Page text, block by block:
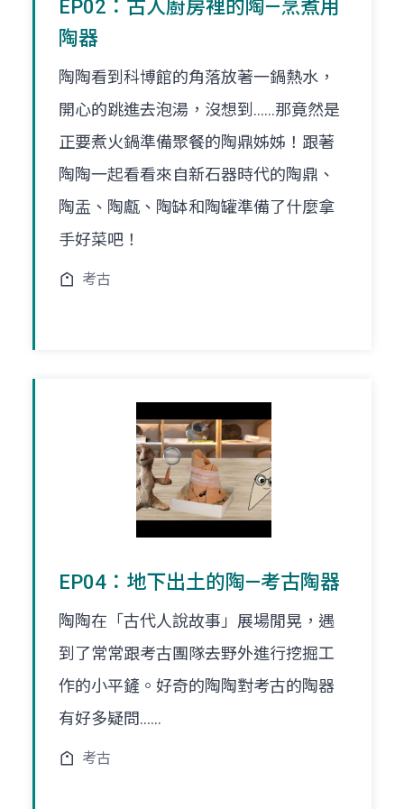
EP02：古人廚房裡的陶—烹煮用
陶器
陶陶看到科博館的角落放著一鍋熱水，
開心的跳進去泡湯，沒想到......那竟然是
正要煮火鍋準備聚餐的陶鼎姊姊！跟著
陶陶一起看看來自新石器時代的陶鼎、
陶盂、陶甗、陶缽和陶罐準備了什麼拿
手好菜吧！
考古
EP04：地下出土的陶—考古陶器
陶陶在「古代人說故事」展場閒晃，遇
到了常常跟考古團隊去野外進行挖掘工
作的小平鏟。好奇的陶陶對考古的陶器
有好多疑問......
考古